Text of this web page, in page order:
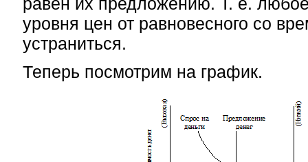
уровня цен от равновесного со
устраниться.
Теперь посмотрим на график.